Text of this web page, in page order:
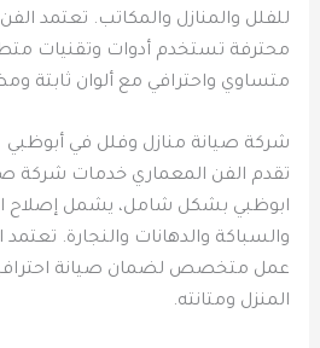
للفلل والمنازل والمكاتب. تعتمد
محترفة تستخدم أدوات وتقنيات
متساوي واحترافي مع ألوان ثابتة
شركة صيانة منازل وفلل في أبوظبي
تقدم الفن المعماري خدمات شركة
ابوظبي بشكل شامل، يشمل إصلاح
والسباكة والدهانات والنجارة.
عمل متخصص لضمان صيانة
المنزل ومتانته.